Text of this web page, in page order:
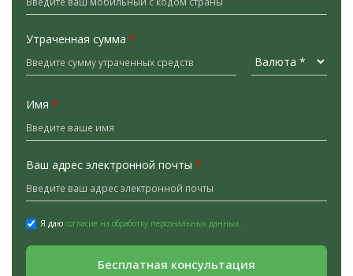
Утраченная сумма *
Имя *
Ваш адрес электронной почты *
Я даю согласие на обработку персональных данных.
Бесплатная консультация